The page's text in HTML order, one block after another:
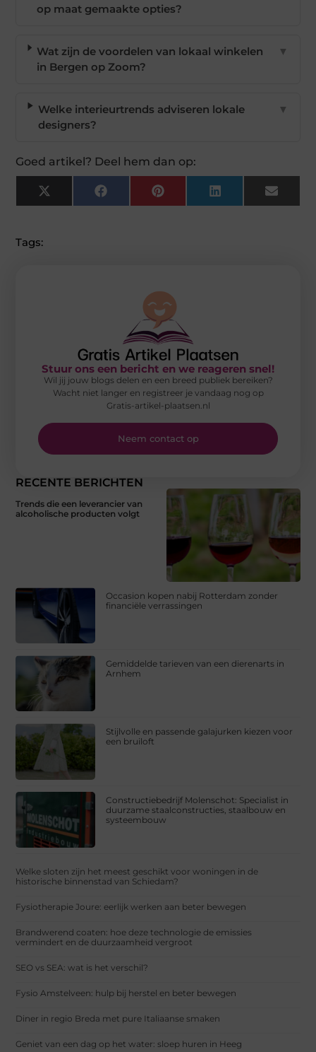
op maat gemaakte opties?
Wat zijn de voordelen van lokaal winkelen
in Bergen op Zoom?
▼
Welke interieurtrends adviseren lokale
designers?
▼
Goed artikel? Deel hem dan op:
X
(Twitter)
FacebookPinterest LinkedIn Email
Tags:
RECENTE BERICHTEN
Trends die een leverancier van
alcoholische producten volgt
Occasion kopen nabij Rotterdam zonder
financiële verrassingen
Gemiddelde tarieven van een dierenarts in
Arnhem
Stijlvolle en passende galajurken kiezen voor
een bruiloft
Constructiebedrijf Molenschot: Specialist in
duurzame staalconstructies, staalbouw en
systeembouw
Welke sloten zijn het meest geschikt voor woningen in de
historische binnenstad van Schiedam?
Fysiotherapie Joure: eerlijk werken aan beter bewegen
Brandwerend coaten: hoe deze technologie de emissies
vermindert en de duurzaamheid vergroot
SEO vs SEA: wat is het verschil?
Fysio Amstelveen: hulp bij herstel en beter bewegen
Diner in regio Breda met pure Italiaanse smaken
Geniet van een dag op het water: sloep huren in Heeg
Stuur ons een bericht en we reageren snel!
Wil jij jouw blogs delen en een breed publiek bereiken?
Wacht niet langer en registreer je vandaag nog op
Gratis-artikel-plaatsen.nl
Neem contact op